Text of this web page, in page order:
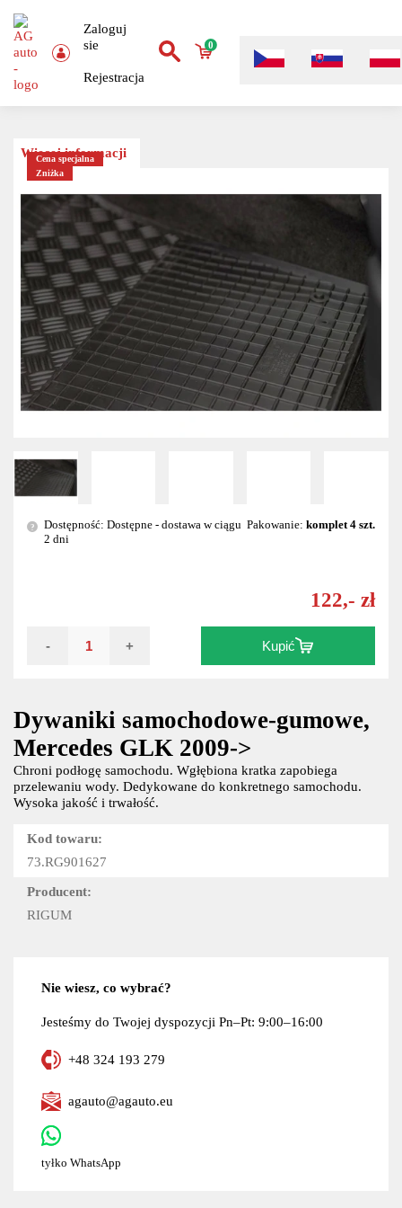
Zaloguj
sie
Rejestracja
0
Więcej informacji
Cena specjalna
Zniżka
Dywaniki samochodowe-gumowe,
Mercedes GLK 2009->
Chroni podłogę samochodu. Wgłębiona kratka zapobiega
przelewaniu wody. Dedykowane do konkretnego samochodu.
Wysoka jakość i trwałość.
Kod towaru:
73.RG901627
Producent:
RIGUM
?
Dostępność: Dostępne - dostawa w ciągu
2 dni
Pakowanie: komplet 4 szt.
122,- zł
- + Kupić
Nie wiesz, co wybrać?
Jesteśmy do Twojej dyspozycji Pn–Pt: 9:00–16:00
+48 324 193 279
agauto@agauto.eu
tyłko WhatsApp